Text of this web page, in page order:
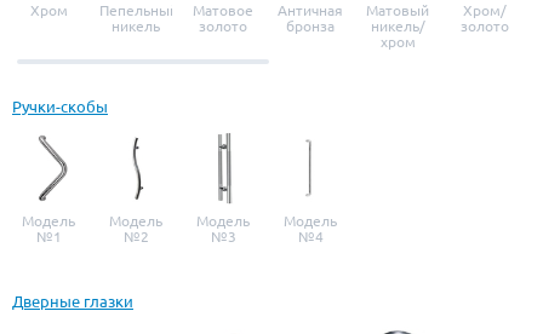
Хром
Пепельный
никель
Матовое
золото
Античная
бронза
Матовый
никель/
хром
Хром/
золото
Ручки-скобы
Модель
№1
Модель
№2
Модель
№3
Модель
№4
Дверные глазки